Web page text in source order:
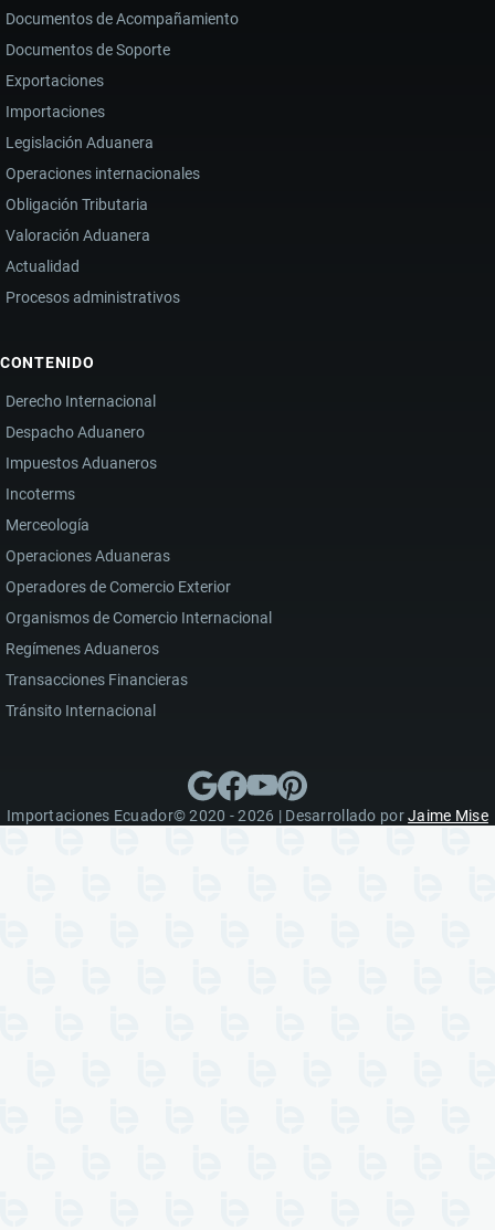
Documentos de Acompañamiento
Documentos de Soporte
Exportaciones
Importaciones
Legislación Aduanera
Operaciones internacionales
Obligación Tributaria
Valoración Aduanera
Actualidad
Procesos administrativos
CONTENIDO
Derecho Internacional
Despacho Aduanero
Impuestos Aduaneros
Incoterms
Merceología
Operaciones Aduaneras
Operadores de Comercio Exterior
Organismos de Comercio Internacional
Regímenes Aduaneros
Transacciones Financieras
Tránsito Internacional
Importaciones Ecuador© 2020 - 2026 | Desarrollado porJaime Mise